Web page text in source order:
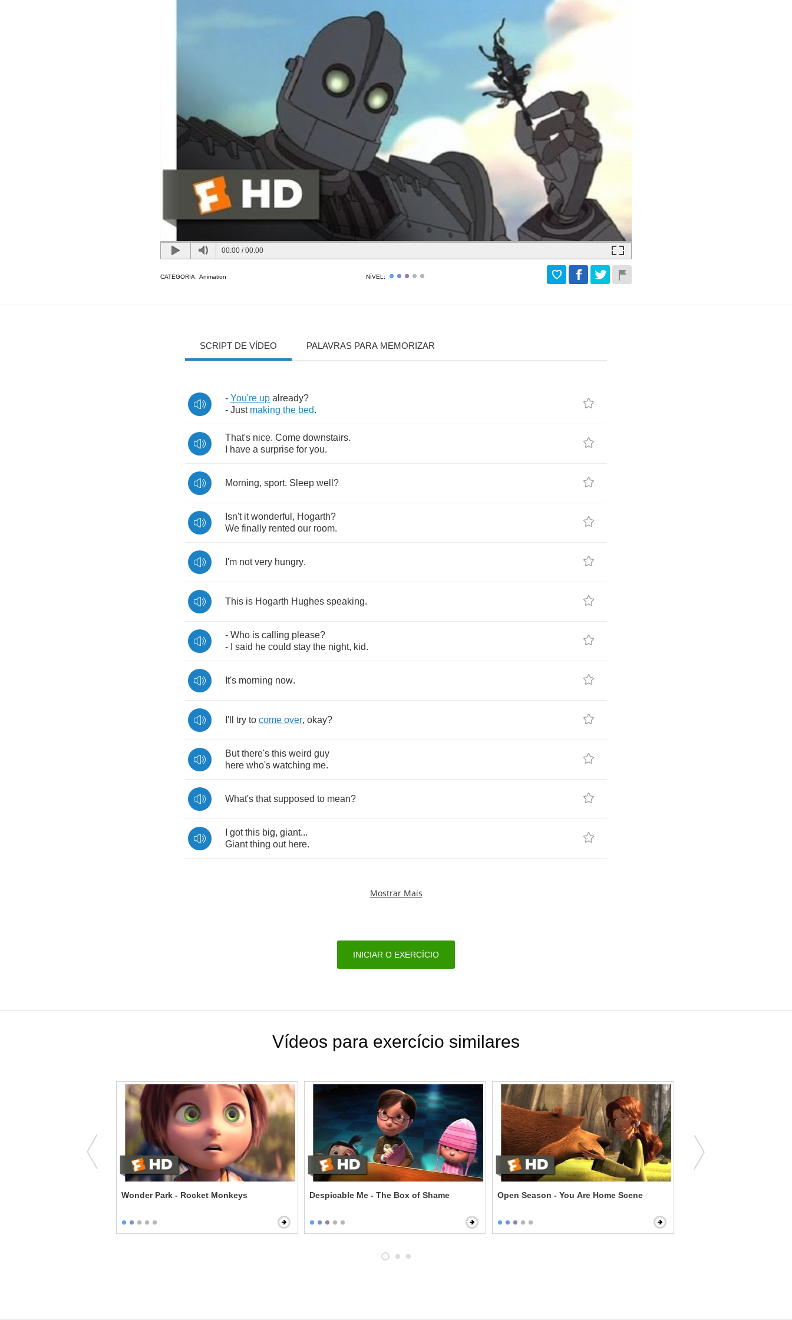
00:00 /00:00
CATEGORIA: Animation NÍVEL:
SCRIPT DE VÍDEO PALAVRAS PARA MEMORIZAR
- You're up already?
- Just making the bed.
That's nice. Come downstairs.
have a surprise for you.
Morning, sport. Sleep well ?
Isn't it wonderful , Hogarth?
We finally rented our room.
I'm not very hungry.
This is Hogarth Hughes speaking.
- Who is calling please?
-
said he could stay the night, kid.
It's morning now.
I'll try to come over, okay?
But there's this weird guy
here who's watching me.
What's that supposed to mean?
got this big, giant...
Giant thing out here.
Mostrar Mais
INICIAR O EXERCÍCIO
Vídeos para exercício similares
Wonder Park - Rocket Monkeys Despicable Me - The Box of Shame Open Season - You Are Home Scene